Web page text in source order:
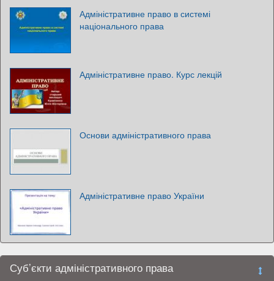
Адміністративне право в системі
національного права
Адміністративне право. Курс лекцій
Основи адміністративного права
Адміністративне право України
Суб’єкти адміністративного права